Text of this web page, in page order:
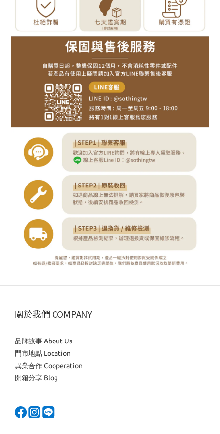
關於我們 COMPANY
品牌故事 About Us
門市地點 Location
異業合作 Cooperation
開箱分享 Blog